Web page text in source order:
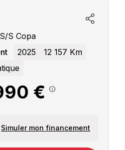
s Copa
2025
12 157 Km
€
Simuler mon financement